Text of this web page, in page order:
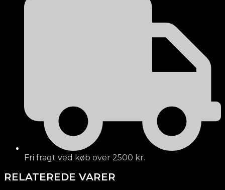
Fri fragt ved køb over 2500 kr.
RELATEREDE VARER